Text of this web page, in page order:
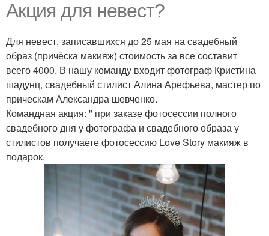
Акция для невест?
Для невест, записавшихся до 25 мая на свадебный
образ (причёска макияж) стоимость за все составит
всего 4000. В нашу команду входит фотограф Кристина
шадунц, свадебный стилист Алина Арефьева, мастер по
прическам Александра шевченко.
Командная акция: " при заказе фотосессии полного
свадебного дня у фотографа и свадебного образа у
стилистов получаете фотосессию Love Story макияж в
подарок.